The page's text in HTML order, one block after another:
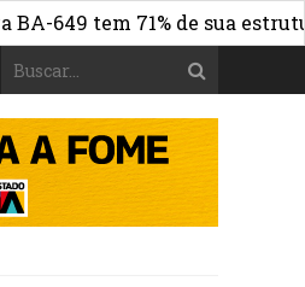
tem 71% de sua estrutura